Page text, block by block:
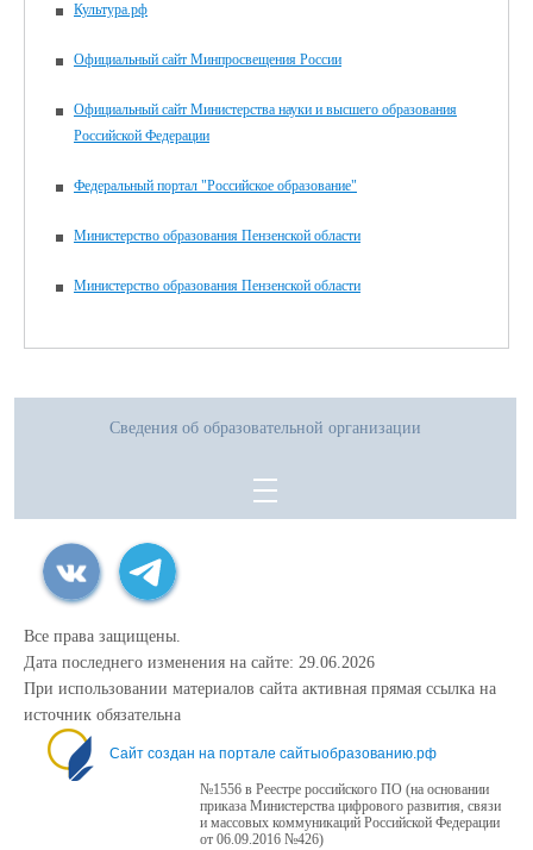
Культура.рф
Официальный сайт Минпросвещения России
Официальный сайт Министерства науки и высшего образования
Российской Федерации
Федеральный портал "Российское образование"
Министерство образования Пензенской области
Министерство образования Пензенской области
Сведения об образовательной организации
Все права защищены.
Дата последнего изменения на сайте: 29.06.2026
При использовании материалов сайта активная прямая ссылка на
источник обязательна
Сайт создан на портале сайтыобразованию.рф
№1556 в Реестре российского ПО (на основании
приказа Министерства цифрового развития, связи
и массовых коммуникаций Российской Федерации
от 06.09.2016 №426)